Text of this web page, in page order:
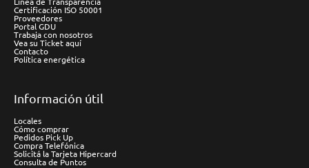
Certificación ISO 50001
Proveedores
Portal GDU
Trabaja con nosotros
Vea su Ticket aquí
Contacto
Política energética
Información útil
Locales
Cómo comprar
Pedidos Pick Up
Compra Telefónica
Solicitá la Tarjeta Hipercard
Consulta de Puntos